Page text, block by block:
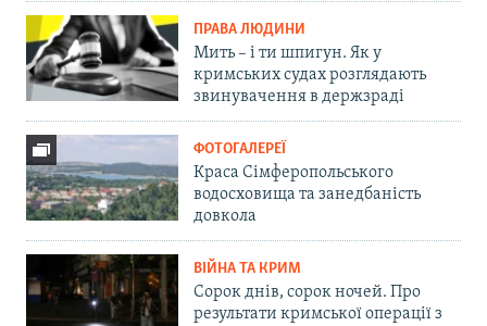
ПРАВА ЛЮДИНИ
Мить – і ти шпигун. Як у
кримських судах розглядають
звинувачення в держзраді
ФОТОГАЛЕРЕЇ
Краса Сімферопольського
водосховища та занедбаність
довкола
ВІЙНА ТА КРИМ
Сорок днів, сорок ночей. Про
результати кримської операції з